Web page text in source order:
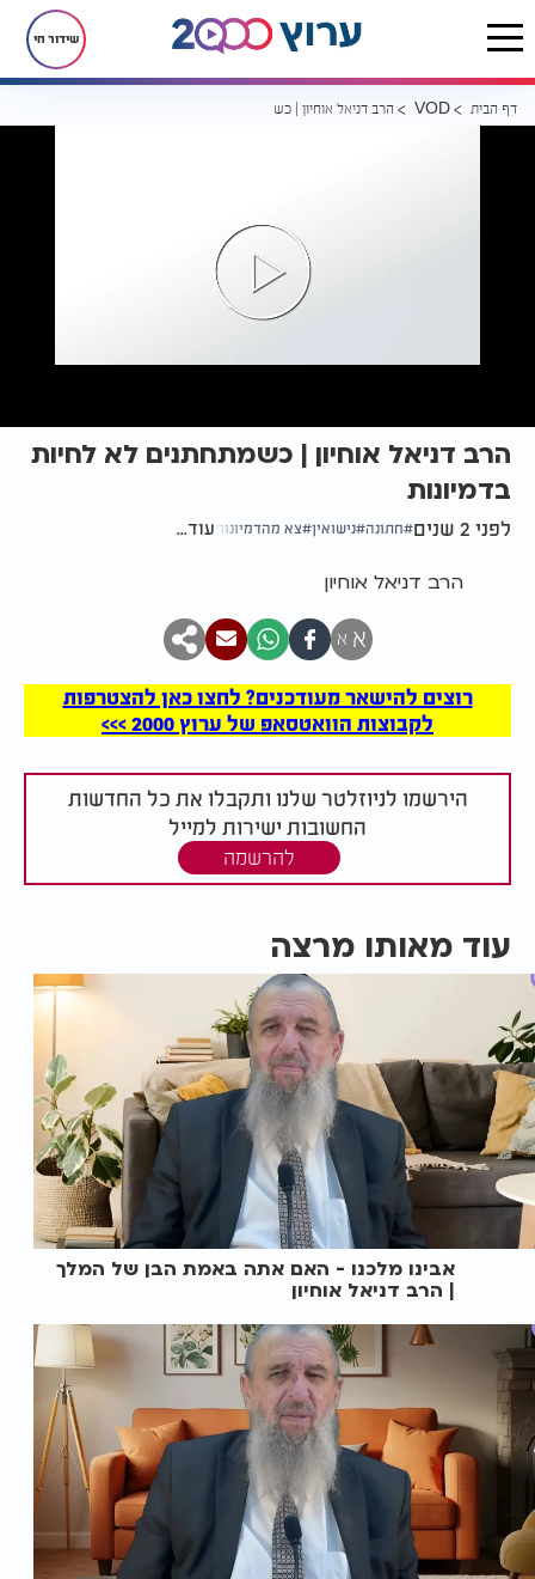
שידור חי
דף הבית VOD הרב דניאל אוחיון | כשמתחתנים לא לחיות בדמיונות
הרב דניאל אוחיון | כשמתחתנים לא לחיות
בדמיונות
לפני 2 שנים חתונה נישואין צא מהדמיונות עוד...
הרב דניאל אוחיון
א א
רוצים להישאר מעודכנים? לחצו כאן להצטרפות
לקבוצות הוואטסאפ של ערוץ 2000 >>>
הירשמו לניוזלטר שלנו ותקבלו את כל החדשות
החשובות ישירות למייל
להרשמה
עוד מאותו מרצה
אבינו מלכנו - האם אתה באמת הבן של המלך
| הרב דניאל אוחיון